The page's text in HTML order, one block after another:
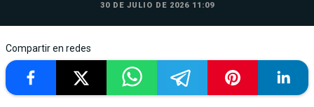
30 DE JULIO DE 2026 11:09
Compartir en redes